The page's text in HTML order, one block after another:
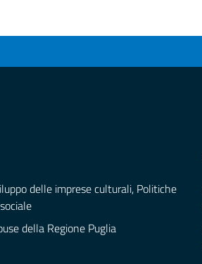
delle imprese culturali, Politiche
della Regione Puglia